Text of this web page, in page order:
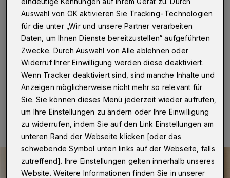
Wuppertal·Der Instrumental-Verein Wuppertal führt
am Sonntag (20. März 2022) um 17 Uhr ein
Sinfoniekonzert in der Historischen Stadthalle
Wuppertal auf.
15.03.2022 , 12:00 Uhr Eine Minute Lesezeit
Auswahl von OK aktivieren Sie Tracking-Technologien
für die unter „Wir und unsere Partner verarbeiten
Daten, um Ihnen Dienste bereitzustellen“ aufgeführten
Zwecke. Durch Auswahl von Alle ablehnen oder
Widerruf Ihrer Einwilligung werden diese deaktiviert.
Wenn Tracker deaktiviert sind, sind manche Inhalte und
Anzeigen möglicherweise nicht mehr so relevant für
Sie. Sie können dieses Menü jederzeit wieder aufrufen,
um Ihre Einstellungen zu ändern oder Ihre Einwilligung
zu widerrufen, indem Sie auf den Link Einstellungen am
unteren Rand der Webseite klicken [oder das
schwebende Symbol unten links auf der Webseite, falls
zutreffend]. Ihre Einstellungen gelten innerhalb unseres
Website. Weitere Informationen finden Sie in unserer